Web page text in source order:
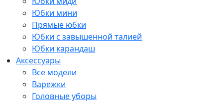
Юбки мини
Прямые юбки
Юбки с завышенной талией
Юбки карандаш
Аксессуары
Все модели
Варежки
Головные уборы